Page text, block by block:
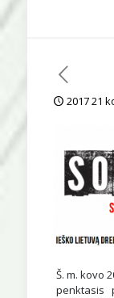
2017 21
Š. m. kovo
penktasis